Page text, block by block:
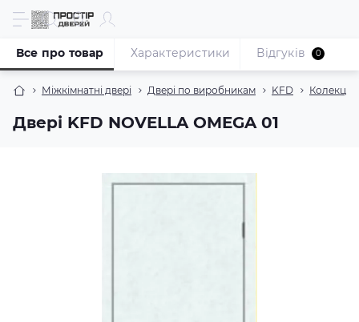
Міжкімнатні двері Двері по виробникам KFD Колекція
Двері KFD NOVELLA OMEGA 01
Все про товар Характеристики Відгуків 0